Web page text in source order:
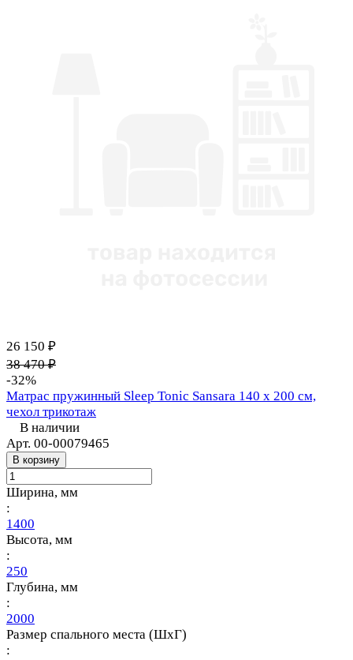
26 150 ₽
38 470 ₽
-32%
Матрас пружинный Sleep Tonic Sansara 140 х 200 см,
чехол трикотаж
В наличии
Арт. 00-00079465
В корзину
Ширина, мм
:
1400
Высота, мм
:
250
Глубина, мм
:
2000
Размер спального места (ШхГ)
: